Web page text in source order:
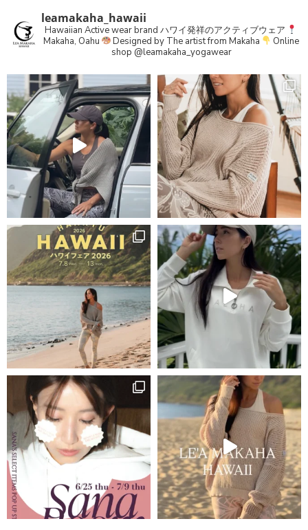
leamakaha_hawaii
Hawaiian Active wear brand ハワイ発祥のアクティブウェア
Makaha, Oahu
Designed by The artist from Makaha
Online
shop @leamakaha_yogawear